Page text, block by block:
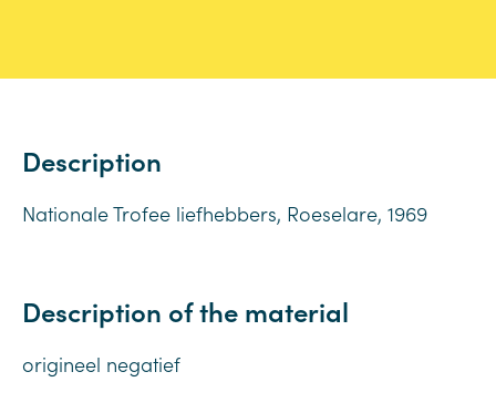
Description
Nationale Trofee liefhebbers, Roeselare, 1969
Description of the material
origineel negatief